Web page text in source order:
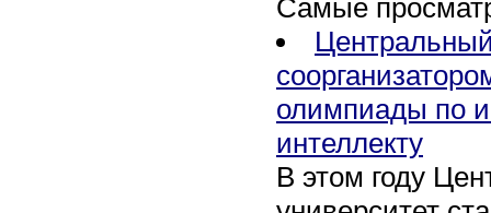
Самые
олимпиады по
интеллекту
В этом году